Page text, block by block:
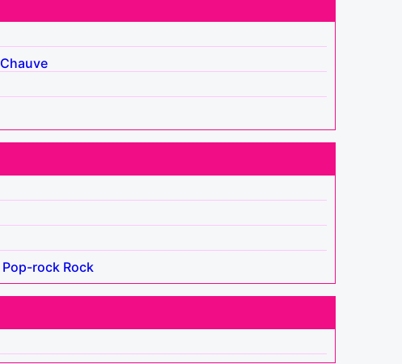
Chauve
Pop-rock Rock